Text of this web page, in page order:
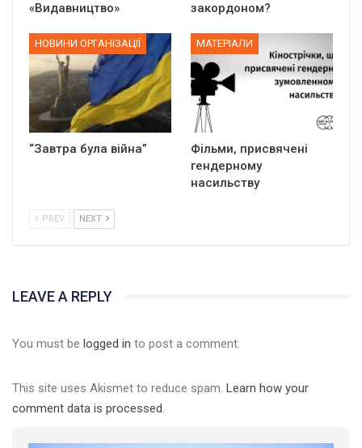
«Видавництво»
закордоном?
НОВИНИ ОРГАНІЗАЦІЇ
“Завтра була війна”
МАТЕРІАЛИ
Фільми, присвячені
гендерному
насильству
PREV NEXT
LEAVE A REPLY
You must be logged in to post a comment.
This site uses Akismet to reduce spam. Learn how your
comment data is processed.